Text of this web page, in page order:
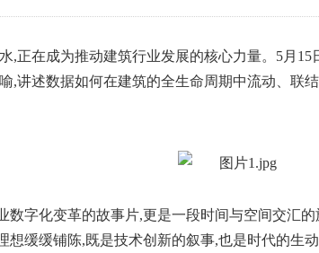
,正在成为推动建筑行业发展的核心力量。5月
,讲述数据如何在建筑的全生命周期中流动、联
数字化变革的故事片,更是一段时间与空间交汇
想缓缓铺陈,既是技术创新的叙事,也是时代的生动